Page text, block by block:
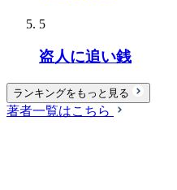
5
盗人に追い銭
ランキングをもっと見る
著者一覧はこちら